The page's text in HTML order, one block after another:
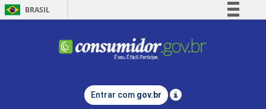
BRASIL
Comunica BR
Legislação
Entrar com gov.br